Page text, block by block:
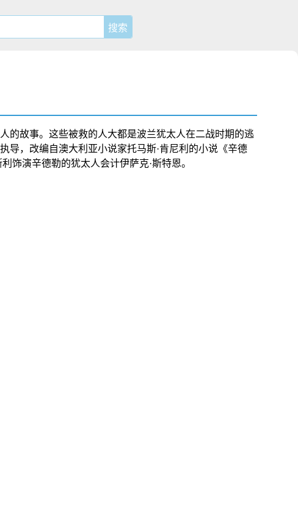
的故事。这些被救的人大都是波兰犹太人在二战时期的逃
执导，改编自澳大利亚小说家托马斯·肯尼利 的小说《辛德
利饰演辛德勒的犹太人会计伊萨克·斯特恩。